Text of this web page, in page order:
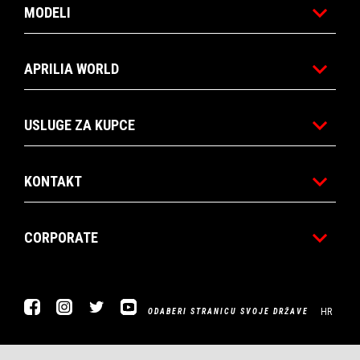
MODELI
APRILIA WORLD
USLUGE ZA KUPCE
KONTAKT
CORPORATE
FacebookInstagram
Twitter YouTube
ODABERI STRANICU SVOJE DRŽAVE HR